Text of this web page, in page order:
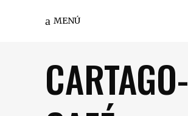
MENÚ
CARTAGO-